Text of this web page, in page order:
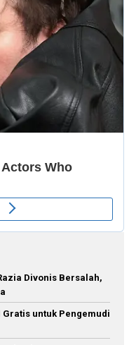
Divonis Bersalah,
Gratis untuk Pengemudi